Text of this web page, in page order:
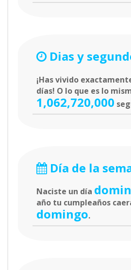
Dias y
¡Has vivido
días! O lo que es lo
1,062,720,000
Día de la
Naciste un día
año tu cumpleaños
domingo.